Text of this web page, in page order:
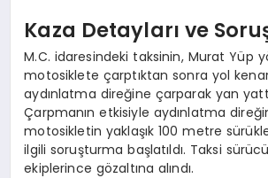
Kaza Detayları ve
M.C. idaresindeki taksinin, Murat Yüp
motosiklete çarptıktan sonra yol
aydınlatma direğine çarparak yan
Çarpmanın etkisiyle aydınlatma
motosikletin yaklaşık 100 metre
ilgili soruşturma başlatıldı. Taksi
ekiplerince gözaltına alındı.